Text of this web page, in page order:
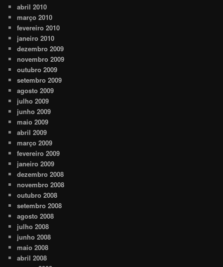
abril 2010
março 2010
fevereiro 2010
janeiro 2010
dezembro 2009
novembro 2009
outubro 2009
setembro 2009
agosto 2009
julho 2009
junho 2009
maio 2009
abril 2009
março 2009
fevereiro 2009
janeiro 2009
dezembro 2008
novembro 2008
outubro 2008
setembro 2008
agosto 2008
julho 2008
junho 2008
maio 2008
abril 2008